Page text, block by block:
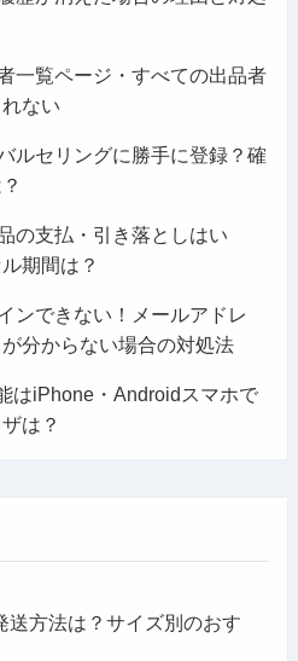
一覧ページ・すべての出品者
ない
ルセリングに勝手に登録？確
の支払・引き落としはい
期間は？
ンできない！メールアドレ
分からない場合の対処法
はiPhone・Androidスマホで
は？
送方法は？サイズ別のおす